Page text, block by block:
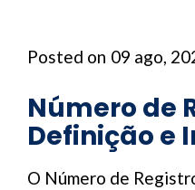
Posted on 09 ago,
Número de
Definição e
O Número de